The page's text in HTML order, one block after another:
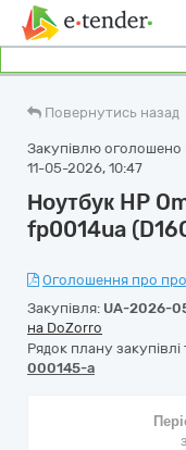
Повернутись назад
Закупівлю оголошено
11-05-2026, 10:47
Ноутбук HP
fp0014ua
Оголошення про
Закупівля: UA-2026-
на DoZorro
Рядок плану
000145-a